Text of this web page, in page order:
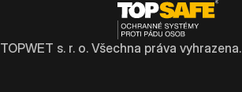
TOPWET s. r. o. Všechna práva vyhrazena.